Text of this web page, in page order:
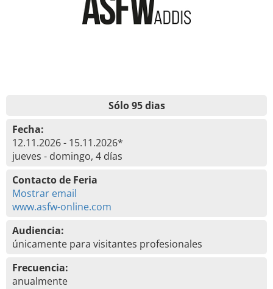
Sólo 95 dias
Fecha:
12.11.2026 - 15.11.2026*
jueves - domingo, 4 días
Contacto de Feria
Mostrar email
www.asfw-online.com
Audiencia:
únicamente para visitantes profesionales
Frecuencia:
anualmente